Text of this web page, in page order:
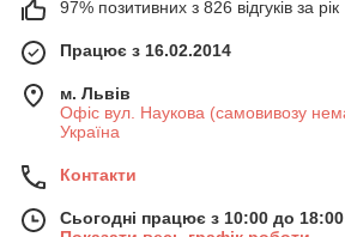
97% позитивних з 826 відгуків за рік
Працює з 16.02.2014
м. Львів
Офіс вул. Наукова (самовивозу
Україна
Контакти
Сьогодні працює з 10:00 до 18:00